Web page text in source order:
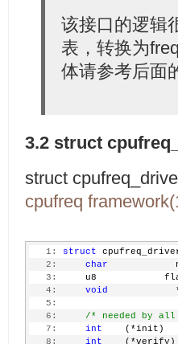
该接口的逻辑
表，转换为
体请参考后面
3.2 struct
struct
cpufreq
   1:
struct
   2:
char
   3:
u8
   4:
void
   5:
   6:
/* needed by
   7:
int
(*init)
   8:
int
(*verify)